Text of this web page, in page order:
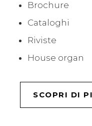
Brochure
Cataloghi
Riviste
House organ
SCOPRI DI